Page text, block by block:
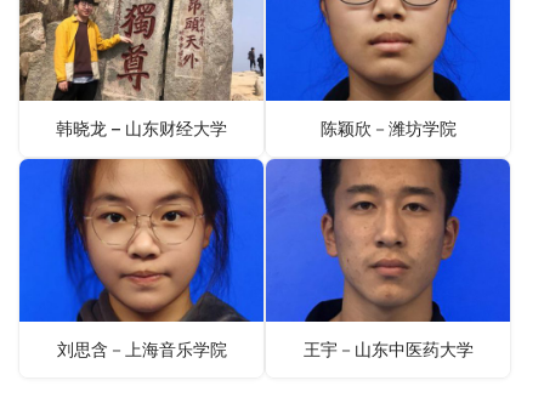
韩晓龙 – 山东财经大学 陈颖欣－潍坊学院
刘思含－上海音乐学院 王宇－山东中医药大学